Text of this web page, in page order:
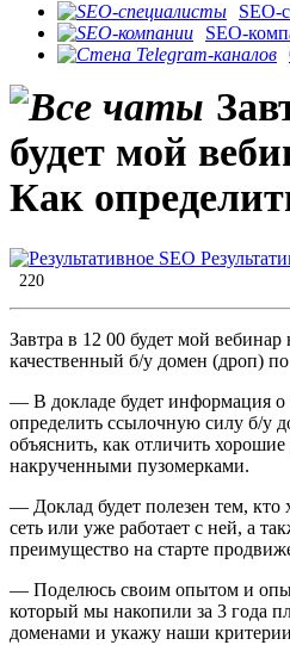
SEO-
SEO-
будет мой
Как
220
Завтра в 12 00 будет мой
качественный б/у домен (дроп)
— В докладе будет информация о
определить ссылочную силу б/у
объяснить, как отличить
накрученными пузомерками.
— Доклад будет полезен тем, кто
сеть или уже работает с ней, а
преимущество на старте
— Поделюсь своим опытом и
который мы накопили за 3 года
доменами и укажу наши